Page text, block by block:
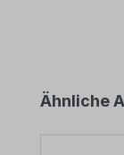
Ähnliche